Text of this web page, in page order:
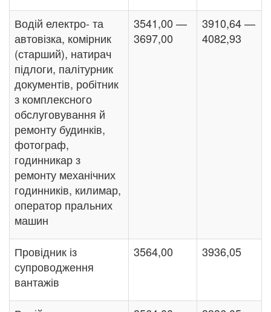
Водій електро- та
автовізка, комірник
(старший), натирач
підлоги, палітурник
документів, робітник
з комплексного
обслуговування й
ремонту будинків,
фотограф,
годинникар з
ремонту механічних
годинників, килимар,
оператор пральних
машин
3541,00 —
3697,00
3910,64 —
4082,93
Провідник із
супроводження
вантажів
3564,00 3936,05